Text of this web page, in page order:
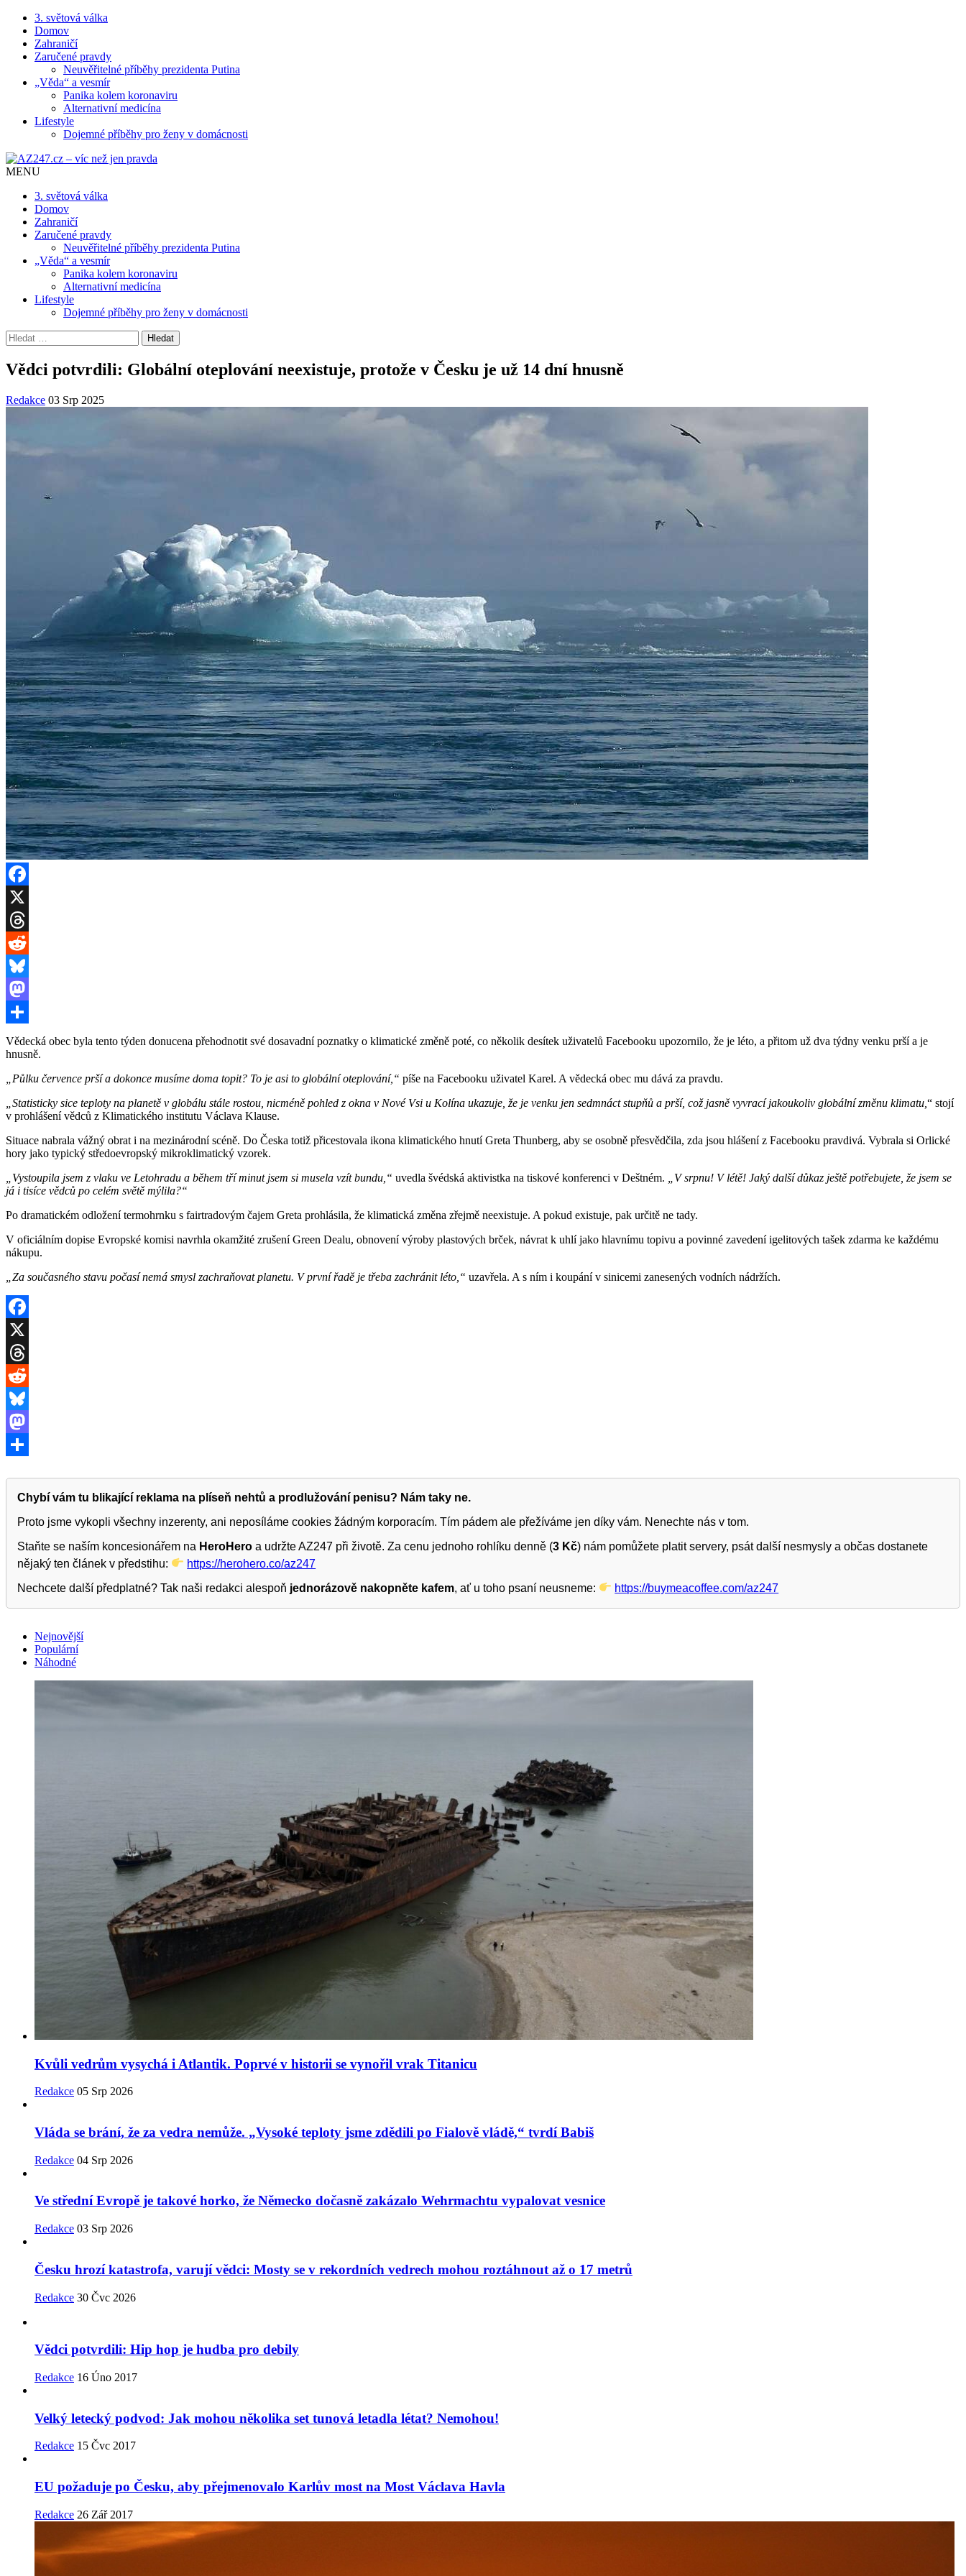
3. světová válka
Domov
Zahraničí
Zaručené pravdy
Neuvěřitelné příběhy prezidenta Putina
„Věda“ a vesmír
Panika kolem koronaviru
Alternativní medicína
Lifestyle
Dojemné příběhy pro ženy v domácnosti
MENU
3. světová válka
Domov
Zahraničí
Zaručené pravdy
Neuvěřitelné příběhy prezidenta Putina
„Věda“ a vesmír
Panika kolem koronaviru
Alternativní medicína
Lifestyle
Dojemné příběhy pro ženy v domácnosti
Vyhledávání
Vědci potvrdili: Globální oteplování neexistuje, protože v Česku je už 14 dní hnusně
Redakce 03 Srp 2025
Facebook
X
Threads
Reddit
Bluesky
Mastodon
Share
Vědecká obec byla tento týden donucena přehodnotit své dosavadní poznatky o klimatické změně poté, co několik desítek uživatelů Facebooku upozornilo, že je léto, a přitom už dva týdny venku prší a je
hnusně.
„Půlku července prší a dokonce musíme doma topit? To je asi to globální oteplování,“ píše na Facebooku uživatel Karel. A vědecká obec mu dává za pravdu.
„Statisticky sice teploty na planetě v globálu stále rostou, nicméně pohled z okna v Nové Vsi u Kolína ukazuje, že je venku jen sedmnáct stupňů a prší, což jasně vyvrací jakoukoliv globální změnu klimatu, “ stojí
v prohlášení vědců z Klimatického institutu Václava Klause.
Situace nabrala vážný obrat i na mezinárodní scéně. Do Česka totiž přicestovala ikona klimatického hnutí Greta Thunberg, aby se osobně přesvědčila, zda jsou hlášení z Facebooku pravdivá. Vybrala si Orlické
hory jako typický středoevropský mikroklimatický vzorek.
„Vystoupila jsem z vlaku ve Letohradu a během tří minut jsem si musela vzít bundu,“ uvedla švédská aktivistka na tiskové konferenci v Deštném.
„V srpnu! V létě! Jaký další důkaz ještě potřebujete, že jsem se
já i tisíce vědců po celém světě mýlila?“
Po dramatickém odložení termohrnku s fairtradovým čajem Greta prohlásila, že klimatická změna zřejmě neexistuje. A pokud existuje, pak určitě ne tady.
V oficiálním dopise Evropské komisi navrhla okamžité zrušení Green Dealu, obnovení výroby plastových brček, návrat k uhlí jako hlavnímu topivu a povinné zavedení igelitových tašek zdarma ke každému
nákupu.
„Za současného stavu počasí nemá smysl zachraňovat planetu. V první řadě je třeba zachránit léto,“ uzavřela. A s ním i koupání v sinicemi zanesených vodních nádržích.
Facebook
X
Threads
Reddit
Bluesky
Mastodon
Chybí vám tu blikající reklama na plíseň nehtů a prodlužování penisu? Nám taky ne.
Proto jsme vykopli všechny inzerenty, ani neposíláme cookies žádným korporacím. Tím pádem ale přežíváme jen díky vám. Nenechte nás v tom.
Staňte se naším koncesionářem na HeroHero a udržte AZ247 při životě. Za cenu jednoho rohlíku denně (3 Kč) nám pomůžete platit servery, psát další nesmysly a občas dostanete
nějaký ten článek v předstihu:
https://herohero.co/az247
Nechcete další předplatné? Tak naši redakci alespoň jednorázově nakopněte kafem, ať u toho psaní neusneme: https://buymeacoffee.com/az247
Nejnovější
Populární
Náhodné
Kvůli vedrům vysychá i Atlantik. Poprvé v historii se vynořil vrak Titanicu
Redakce 05 Srp 2026
Vláda se brání, že za vedra nemůže. „Vysoké teploty jsme zdědili po Fialově vládě,“ tvrdí Babiš
Redakce 04 Srp 2026
Ve střední Evropě je takové horko, že Německo dočasně zakázalo Wehrmachtu vypalovat vesnice
Redakce 03 Srp 2026
Česku hrozí katastrofa, varují vědci: Mosty se v rekordních vedrech mohou roztáhnout až o 17 metrů
Redakce 30 Čvc 2026
Vědci potvrdili: Hip hop je hudba pro debily
Redakce 16 Úno 2017
Velký letecký podvod: Jak mohou několika set tunová letadla létat? Nemohou!
Redakce 15 Čvc 2017
EU požaduje po Česku, aby přejmenovalo Karlův most na Most Václava Havla
Redakce 26 Zář 2017